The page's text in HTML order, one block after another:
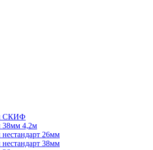
СКИФ
4,2м
26мм
38мм